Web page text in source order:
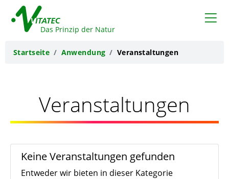
Das Prinzip der Natur
Startseite Anwendung Veranstaltungen
Veranstaltungen
Keine Veranstaltungen gefunden
Entweder wir bieten in dieser Kategorie